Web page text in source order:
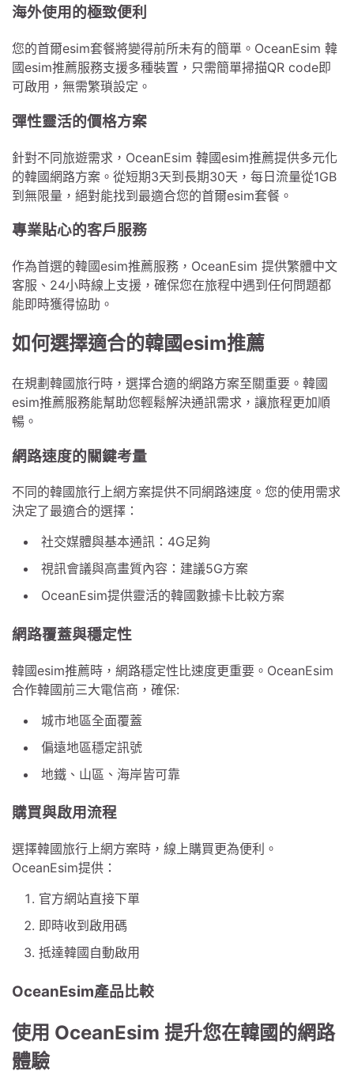
海外使用的極致便利
您的首爾esim套餐將變得前所未有的簡單。OceanEsim 韓
國esim推薦服務支援多種裝置，只需簡單掃描QR code即
可啟用，無需繁瑣設定。
彈性靈活的價格方案
針對不同旅遊需求，OceanEsim 韓國esim推薦提供多元化
的韓國網路方案。從短期3天到長期30天，每日流量從1GB
到無限量，絕對能找到最適合您的首爾esim套餐。
專業貼心的客戶服務
作為首選的韓國esim推薦服務，OceanEsim 提供繁體中文
客服、24小時線上支援，確保您在旅程中遇到任何問題都
能即時獲得協助。
如何選擇適合的韓國esim推薦
在規劃韓國旅行時，選擇合適的網路方案至關重要。韓國
esim推薦服務能幫助您輕鬆解決通訊需求，讓旅程更加順
暢。
網路速度的關鍵考量
不同的韓國旅行上網方案提供不同網路速度。您的使用需求
決定了最適合的選擇：
社交媒體與基本通訊：4G足夠
視訊會議與高畫質內容：建議5G方案
OceanEsim提供靈活的韓國數據卡比較方案
網路覆蓋與穩定性
韓國esim推薦時，網路穩定性比速度更重要。OceanEsim
合作韓國前三大電信商，確保:
城市地區全面覆蓋
偏遠地區穩定訊號
地鐵、山區、海岸皆可靠
購買與啟用流程
選擇韓國旅行上網方案時，線上購買更為便利。
OceanEsim提供：
官方網站直接下單
即時收到啟用碼
抵達韓國自動啟用
OceanEsim產品比較
使用 OceanEsim 提升您在韓國的網路
體驗